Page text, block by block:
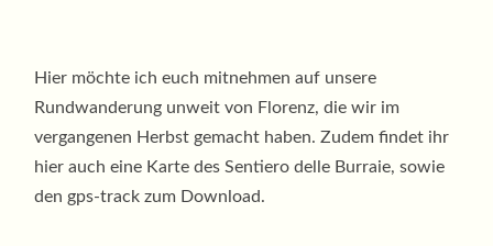
Hier möchte ich euch mitnehmen auf unsere
Rundwanderung unweit von Florenz, die wir im
vergangenen Herbst gemacht haben. Zudem findet ihr
hier auch eine Karte des Sentiero delle Burraie, sowie
den gps-track zum Download.